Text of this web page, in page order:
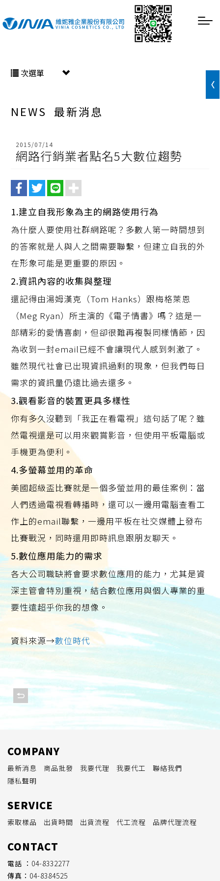
次選單
NEWS 最新消息
2015/07/14
網路行銷業者點名5大數位趨勢
1.建立自我形象為主的網路使用行為
為什麼人要使用社群網路呢？多數人第一時間想到
的答案就是人與人之間需要聯繫，但建立自我的外
在形象可能是更重要的原因。
2.資訊內容的收集與整理
還記得由湯姆漢克（Tom Hanks）跟梅格萊恩
（Meg Ryan）所主演的《電子情書》嗎？這是一
部精彩的愛情喜劇，但卻很難再複製同樣情節，因
為收到一封email已經不會讓現代人感到刺激了。
雖然現代社會已出現資訊過剩的現象，但我們每日
需求的資訊量仍遠比過去還多。
3.觀看影音的裝置更具多樣性
你有多久沒聽到「我正在看電視」這句話了呢？雖
然電視還是可以用來觀賞影音，但使用平板電腦或
手機更為便利。
4.多螢幕並用的革命
美國超級盃比賽就是一個多螢並用的最佳案例：當
人們透過電視看轉播時，還可以一邊用電腦查看工
作上的email聯繫，一邊用平板在社交媒體上發布
比賽戰況，同時還用即時訊息跟朋友聊天。
5.數位應用能力的需求
各大公司職缺將會要求數位應用的能力，尤其是資
深主管會特別重視，結合數位應用與個人專業的重
要性遠超乎你我的想像。
資料來源→數位時代
COMPANY
最新消息 商品批發 我要代理 我要代工
聯絡我們
隱私聲明
SERVICE
索取樣品 出貨時間 出貨流程 代工流程 品牌代理流程
CONTACT
電話 ： 04-8332277
傳真： 04-8384525